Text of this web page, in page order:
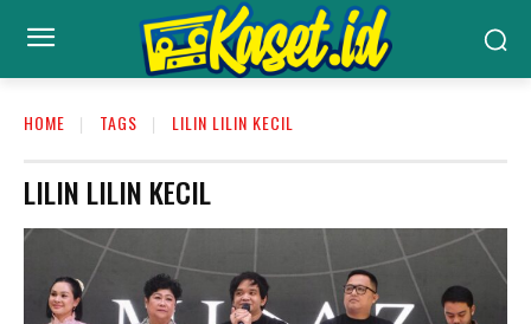
HOME TAGS LILIN LILIN KECIL
LILIN LILIN KECIL